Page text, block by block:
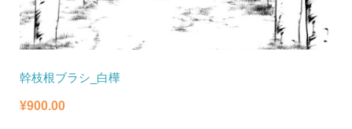
幹枝根ブラシ_白樺
¥900.00